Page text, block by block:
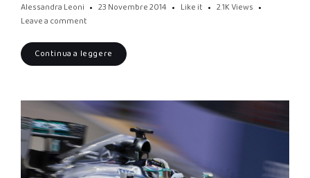
Alessandra Leoni 23 Novembre 2014 Like it 2.1K Views
Leave a comment
Continua a leggere